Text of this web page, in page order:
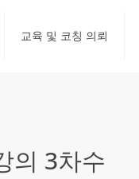
교육 및 코칭 의뢰
의 3차수